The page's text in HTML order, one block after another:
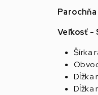
Veľkosť -
Šírka
Dĺžka
Dĺžka